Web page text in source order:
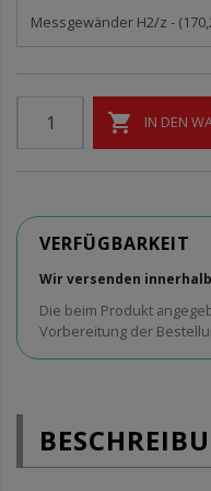
 IN DEN
VERFÜGBARKEIT
Wir versenden
Die beim Produkt
Vorbereitung der